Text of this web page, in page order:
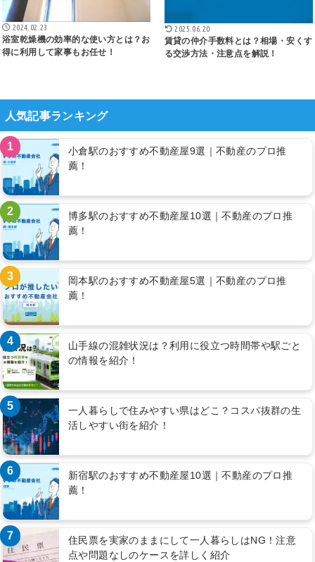
2024.02.23
浴室乾燥機の効率的な使い方とは？お
得に利用して家事もお任せ！
2025.06.20
賃貸の仲介手数料とは？相場・安くす
る交渉方法・注意点を解説！
人気記事ランキング
1
小倉駅のおすすめ不動産屋9選｜不動産のプロ推
薦！
2
博多駅のおすすめ不動産屋10選｜不動産のプロ推
薦！
3
岡本駅のおすすめ不動産屋5選｜不動産のプロ推
薦！
4
山手線の混雑状況は？利用に役立つ時間帯や駅ごと
の情報を紹介！
5
一人暮らしで住みやすい県はどこ？コスパ抜群の生
活しやすい街を紹介！
6
新宿駅のおすすめ不動産屋10選｜不動産のプロ推
薦！
7
住民票を実家のままにして一人暮らしはNG！注意
点や問題なしのケースを詳しく紹介